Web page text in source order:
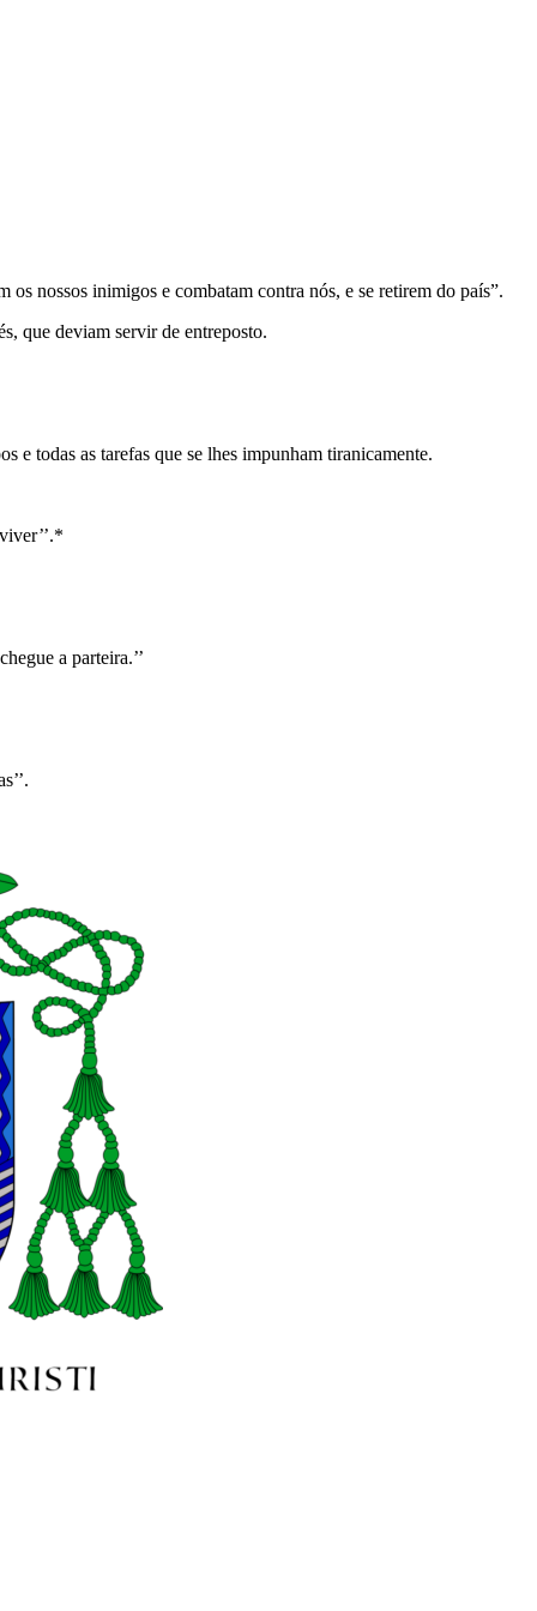
nossos inimigos e combatam contra nós, e se retirem do país”.
que deviam servir de entreposto.
e todas as tarefas que se lhes impunham tiranicamente.
a parteira.’’